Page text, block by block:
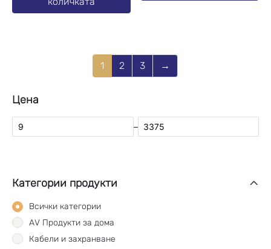
1 2 3 →
Цена
–
Категории продукти
Всички категории
AV Продукти за дома
Кабели и захранване